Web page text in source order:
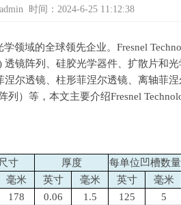
时间：2024-6-25 11:12:38
领域的全球领先企业。 Fresnel
透镜阵列、硅胶光学器件、扩散片和
尔透镜、柱形菲涅尔透镜、离轴菲
列）等，本文主要介绍Fresnel
寸 厚度 每单位凹槽数量
毫米 英寸 毫米 英寸 毫米
178 0.06 1.5 125 5